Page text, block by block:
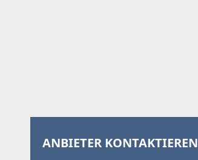
ANBIETER KONTAKTIEREN